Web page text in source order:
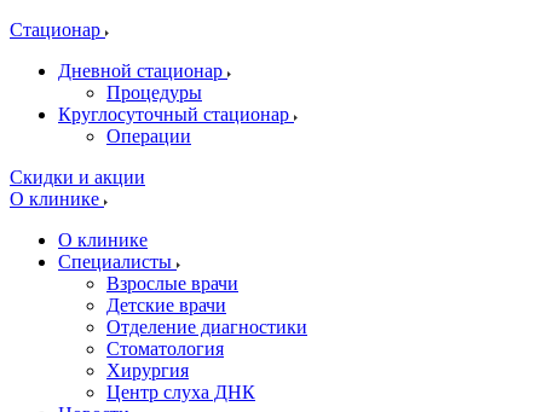
Стационар
Дневной стационар
Процедуры
Круглосуточный стационар
Операции
Скидки и акции
О клинике
О клинике
Специалисты
Взрослые врачи
Детские врачи
Отделение диагностики
Стоматология
Хирургия
Центр слуха ДНК